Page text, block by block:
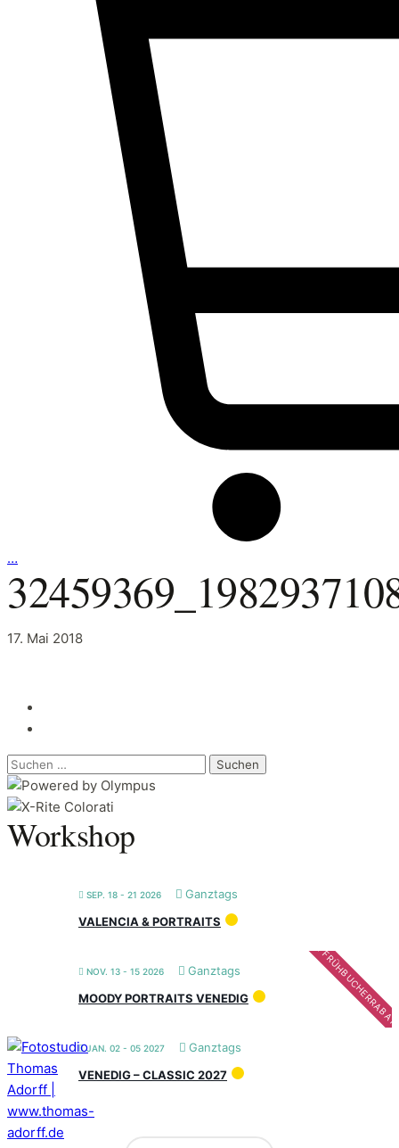
…
17. Mai 2018
Suchen
nach:
Workshop
SEP. 18 - 21 2026
Ganztags
VALENCIA & PORTRAITS
NOV. 13 - 15 2026 Ganztags
MOODY PORTRAITS VENEDIG
JAN. 02 - 05 2027
Ganztags
VENEDIG – CLASSIC 2027